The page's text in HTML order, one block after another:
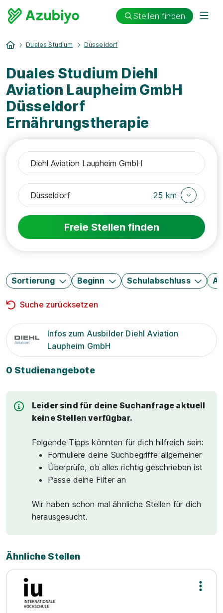
Stellen finden
Duales Studium Düsseldorf
Duales Studium Diehl
Aviation Laupheim GmbH
Düsseldorf
Ernährungstherapie
25 km
Freie Stellen finden
Sortierung Beginn Schulabschluss
Suche zurücksetzen
Infos zum Ausbilder Diehl Aviation
Laupheim GmbH
0 Studienangebote
Leider sind für deine Suchanfrage aktuell
keine Stellen verfügbar.
Folgende Tipps könnten für dich hilfreich sein:
Formuliere deine Suchbegriffe allgemeiner
Überprüfe, ob alles richtig geschrieben ist
Passe deine Filter an
Wir haben schon mal ähnliche Stellen für dich
herausgesucht.
Ähnliche Stellen